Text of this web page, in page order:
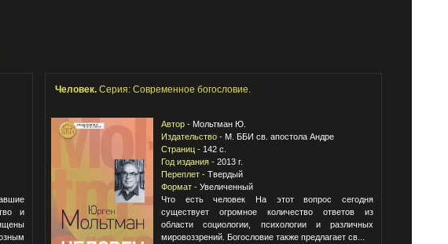
и
Человек. Серия: Современное богословие.
Автор - Мольтман Ю.
Издательство - М. ББИ св. апостола Андре
Страниц - 142 с.
Год издания - 2013 г.
Переплет - Твердый
Формат - Увеличенный
Что есть человек На этот вопрос сегодня
существует огромное количество ответов из
области социологии, психологии и различных
мировоззрений. Богословие также предлагает св...